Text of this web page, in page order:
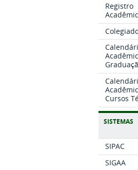
Registro
Cursos
SISTEMAS
SIPAC
SIGAA